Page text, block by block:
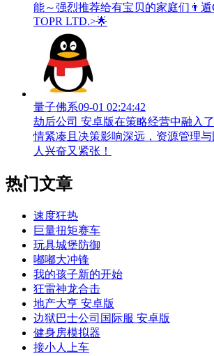
能～强烈推荐给有宝贝的家庭们👨‍遁️
TOPR LTD.>🌟
量子佛系09-01 02:24:42
劫后公司 安卓版在策略经营中融入
情紧凑且决策影响深远，资源管理
人兴奋又紧张！
热门文章
速度狂热
巨量扭矩赛车
玩具城堡防御
嘟嘟大冲锋
我的孩子新的开始
狂雷神龙合击
地产大亨 安卓版
边狱巴士公司国际服 安卓版
健身房模拟器
接小人上车